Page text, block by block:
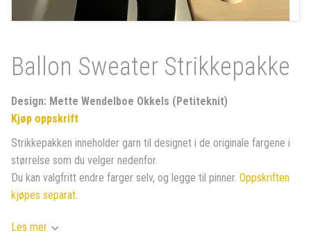
Ballon Sweater Strikkepakke
Design: Mette Wendelboe Okkels (Petiteknit)
Kjøp oppskrift
Strikkepakken inneholder garn til designet i de originale fargene i
størrelse som du velger nedenfor.
Du kan valgfritt endre farger selv, og legge til pinner. Oppskriften
kjøpes separat.
Les mer